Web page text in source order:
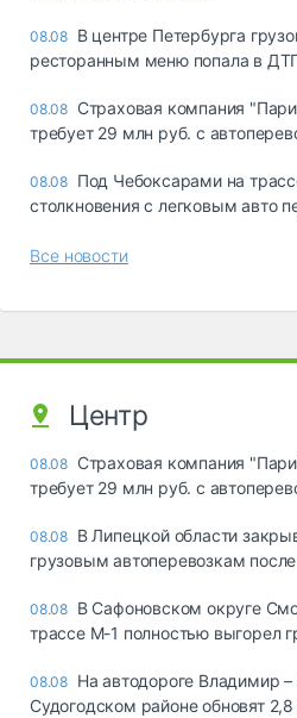
08.08 В центре Петербурга
ресторанным меню попала в
08.08 Страховая компания
требует 29 млн руб. с
08.08 Под Чебоксарами на
столкновения с легковым авто
Все новости
Центр
08.08 Страховая компания
требует 29 млн руб. с
08.08 В Липецкой области
грузовым автоперевозкам
08.08 В Сафоновском округе
трассе М-1 полностью выгорел
08.08 На автодороге Владимир
Судогодском районе обновят